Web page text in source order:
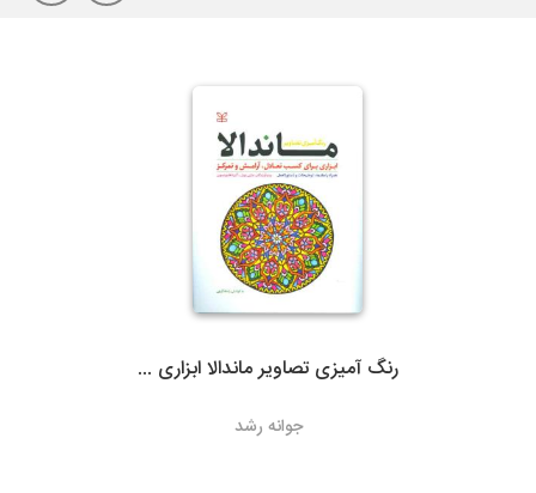
ارسال با پست تیپاکس، هزینه حمل به عهده مشتری خواهد بود.
سرویس‌دهی تیپاکس در بیش از 80 شهر که تک مسیره هستند به طور
معمول 24 ساعته است. شهرهایی که دومسیره یا راه دور هستند، معمولاً
در پست پیشتاز زمان تحویل، بسته به دوری یا نزدیکی شهر مقصد از
رنگ آمیزی تصاویر ماندالا ابزاری ...
جوانه رشد